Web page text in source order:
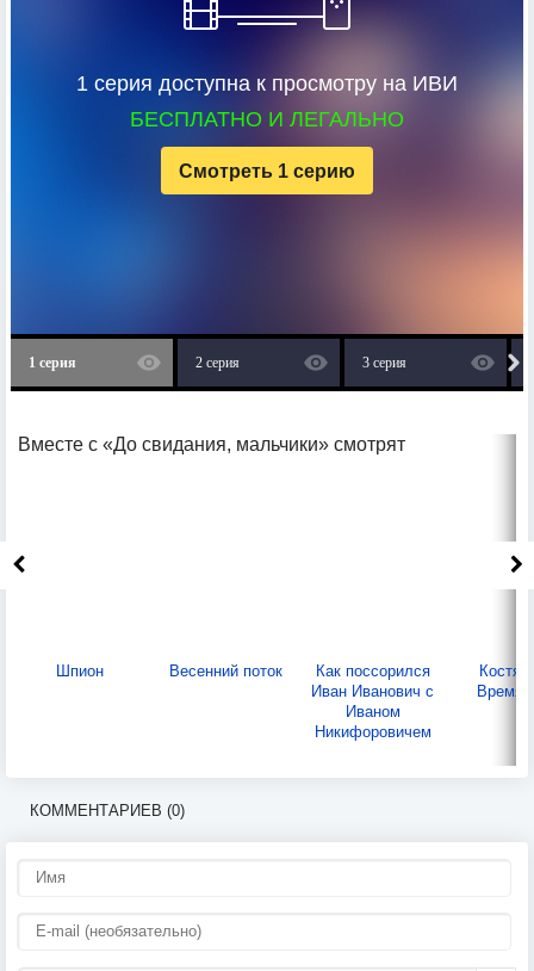
1 серия доступна к просмотру на ИВИ
БЕСПЛАТНО И ЛЕГАЛЬНО
Смотреть 1 серию
1 серия 2 серия 3 серия
Вместе с «До свидания, мальчики» смотрят
Шпион Весенний поток
Как поссорился
Иван Иванович с
Иваном
Никифоровичем
Время
КОММЕНТАРИЕВ (0)